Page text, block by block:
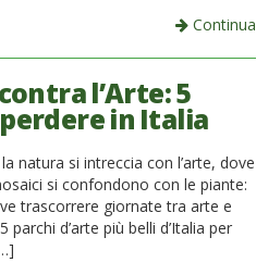
Continua
l’Arte: 5
in Italia
natura si intreccia con l’arte, dove
si confondono con le piante:
trascorrere giornate tra arte e
d’arte più belli d’Italia per